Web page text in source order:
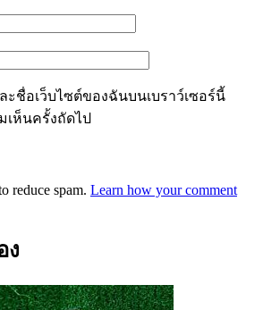
ะชื่อเว็บไซต์ของฉันบนเบราว์เซอร์นี้
เห็นครั้งถัดไป
reduce spam. Learn how your comment
ง